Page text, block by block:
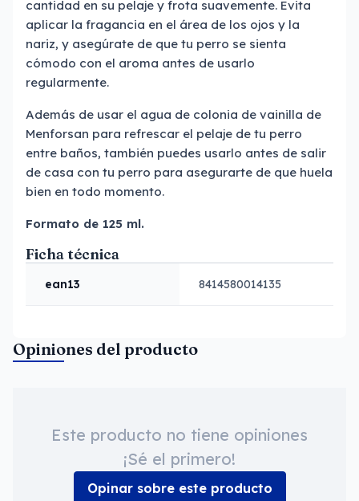
cantidad en su pelaje y frota suavemente. Evita
aplicar la fragancia en el área de los ojos y la
nariz, y asegúrate de que tu perro se sienta
cómodo con el aroma antes de usarlo
regularmente.
Además de usar el agua de colonia de vainilla de
Menforsan para refrescar el pelaje de tu perro
entre baños, también puedes usarlo antes de salir
de casa con tu perro para asegurarte de que huela
bien en todo momento.
Formato de 125 ml.
Ficha técnica
ean13 8414580014135
Opiniones del producto
Este producto no tiene opiniones
¡Sé el primero!
Opinar sobre este producto